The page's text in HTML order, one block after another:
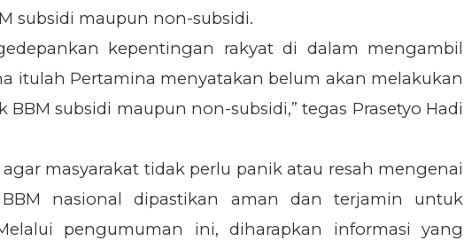
subsidi maupun non-subsidi.
kepentingan rakyat di dalam mengambil
itulah Pertamina menyatakan belum akan melakukan
subsidi maupun non-subsidi,” tegas Prasetyo Hadi
masyarakat tidak perlu panik atau resah mengenai
BBM nasional dipastikan aman dan terjamin untuk
pengumuman ini, diharapkan informasi yang